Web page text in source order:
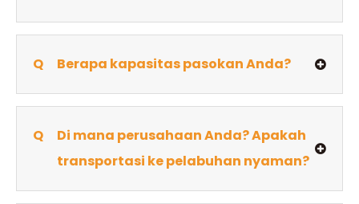
Q Berapa kapasitas pasokan Anda?
Q
Di mana perusahaan Anda? Apakah
transportasi ke pelabuhan nyaman?